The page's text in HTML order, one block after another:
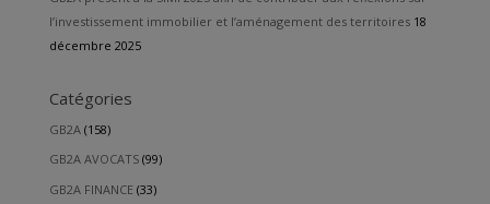
l’investissement immobilier et l’aménagement des territoires 18
décembre 2025
Catégories
GB2A(158)
GB2A AVOCATS(99)
GB2A FINANCE(33)